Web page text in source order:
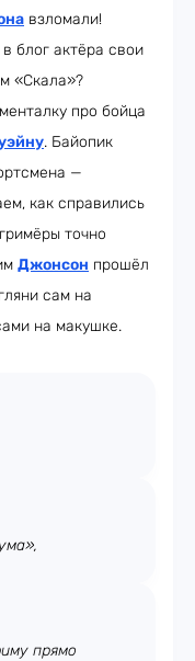
взломали!
блог актёра свои
«Скала»?
про бойца
. Байопик
—
как справились
точно
Джонсон прошёл
сам на
на макушке.
прямо